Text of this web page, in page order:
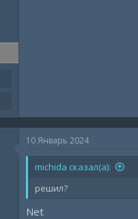
10 Январь 2024
michida сказал(а):
решил?
Net